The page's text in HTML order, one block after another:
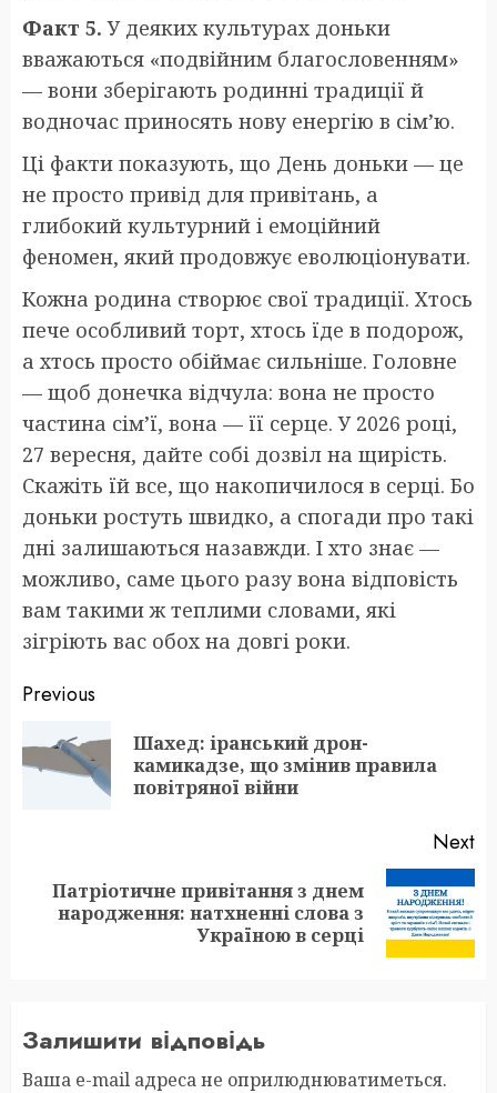
Факт 5. У деяких культурах доньки
вважаються «подвійним благословенням»
— вони зберігають родинні традиції й
водночас приносять нову енергію в сім’ю.
Ці факти показують, що День доньки — це
не просто привід для привітань, а
глибокий культурний і емоційний
феномен, який продовжує еволюціонувати.
Кожна родина створює свої традиції. Хтось
пече особливий торт, хтось їде в подорож,
а хтось просто обіймає сильніше. Головне
— щоб донечка відчула: вона не просто
частина сім’ї, вона — її серце. У 2026 році,
27 вересня, дайте собі дозвіл на щирість.
Скажіть їй все, що накопичилося в серці. Бо
доньки ростуть швидко, а спогади про такі
дні залишаються назавжди. І хто знає —
можливо, саме цього разу вона відповість
вам такими ж теплими словами, які
зігріють вас обох на довгі роки.
Post
navigation
Previous
Шахед: іранський дрон-
камикадзе, що змінив правила
повітряної війни
Next
Next
Патріотичне привітання з днем
народження: натхненні слова з
Україною в серці
Залишити відповідь
Ваша e-mail адреса не оприлюднюватиметься.